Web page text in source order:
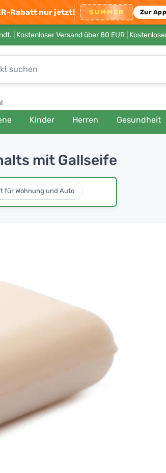
Rabatt nur jetzt! SUMMER Zur App
| Kostenloser Versand über 80 EUR |
Kinder Herren Gesundheit
mit Gallseife
für Wohnung und Auto